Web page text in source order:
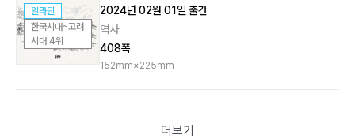
알라딘
한국시대~고려
시대 4위
2024년 02월 01일 출간
역사
408쪽
152mm×225mm
더보기